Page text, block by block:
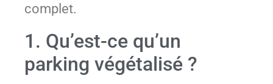
complet.
1. Qu’est-ce qu’un
parking végétalisé ?